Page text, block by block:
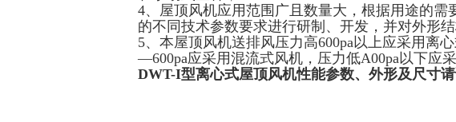
4、屋顶风机应用范围广且数量大，根据用途的
的不同技术参数要求进行研制、开发，并对外形结
5、本屋顶风机送排风压力高600pa以上应采用离
—600pa应采用混流式风机，压力低A00pa以下应采
DWT-I型离心式屋顶风机性能参数、外形及尺寸请